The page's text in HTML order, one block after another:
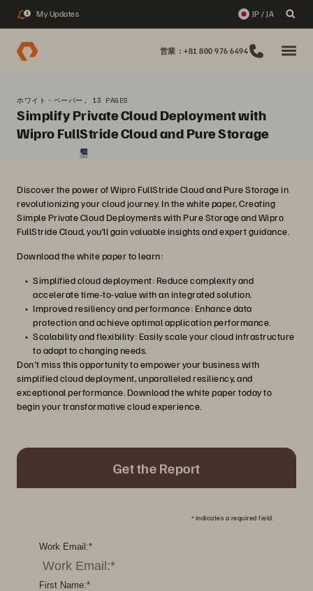
1 My Updates JP / JA
営業：+81 800 976 6494
ホワイト・ペーパー, 13 PAGES
Simplify Private Cloud Deployment with
Wipro FullStride Cloud and Pure Storage
Discover the power of Wipro FullStride Cloud and Pure Storage in
revolutionizing your cloud journey. In the white paper, Creating
Simple Private Cloud Deployments with Pure Storage and Wipro
FullStride Cloud, you’ll gain valuable insights and expert guidance.
Download the white paper to learn:
Simplified cloud deployment: Reduce complexity and
accelerate time-to-value with an integrated solution.
Improved resiliency and performance: Enhance data
protection and achieve optimal application performance.
Scalability and flexibility: Easily scale your cloud infrastructure
to adapt to changing needs.
Don't miss this opportunity to empower your business with
simplified cloud deployment, unparalleled resiliency, and
exceptional performance. Download the white paper today to
begin your transformative cloud experience.
Get the Report
* indicates a required field.
*
Work Email:
*
First Name: